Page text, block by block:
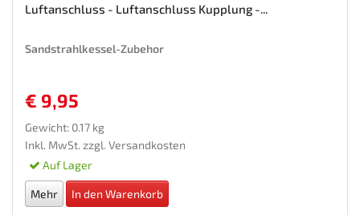
Luftanschluss - Luftanschluss Kupplung -...
Sandstrahlkessel-Zubehor
€ 9,95
Gewicht: 0.17 kg
Inkl. MwSt. zzgl. Versandkosten
Auf Lager
Mehr In den Warenkorb